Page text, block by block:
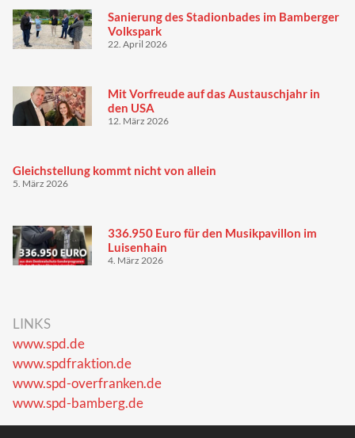
Sanierung des Stadionbades im Bamberger
Volkspark
22. April 2026
Mit Vorfreude auf das Austauschjahr in
den USA
12. März 2026
Gleichstellung kommt nicht von allein
5. März 2026
336.950 Euro für den Musikpavillon im
Luisenhain
4. März 2026
LINKS
www.spd.de
www.spdfraktion.de
www.spd-overfranken.de
www.spd-bamberg.de